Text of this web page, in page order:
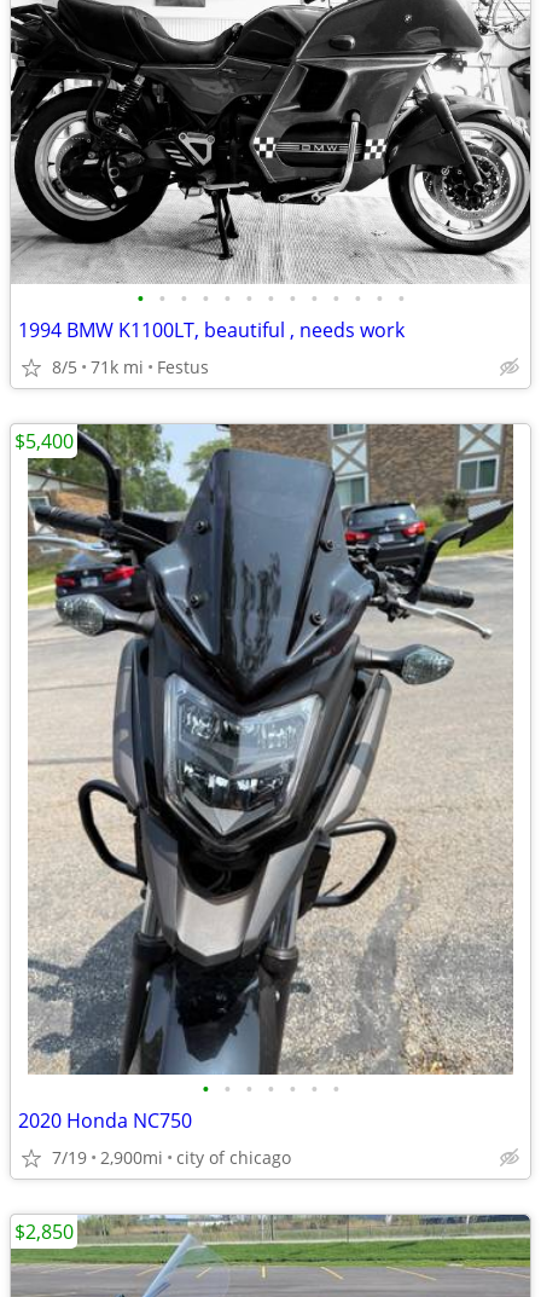
• • • • • • • • • • • • •
1994 BMW K1100LT, beautiful , needs work
8/5 71k mi Festus
• • • • • • •
2020 Honda NC750
7/19 2,900mi city of chicago
$5,400
$2,850